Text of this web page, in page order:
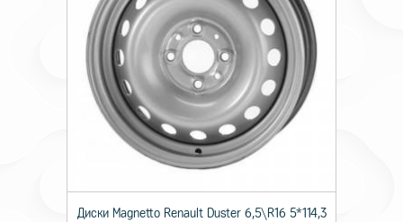
Диски Magnetto Renault Duster 6,5\R16 5*114,3